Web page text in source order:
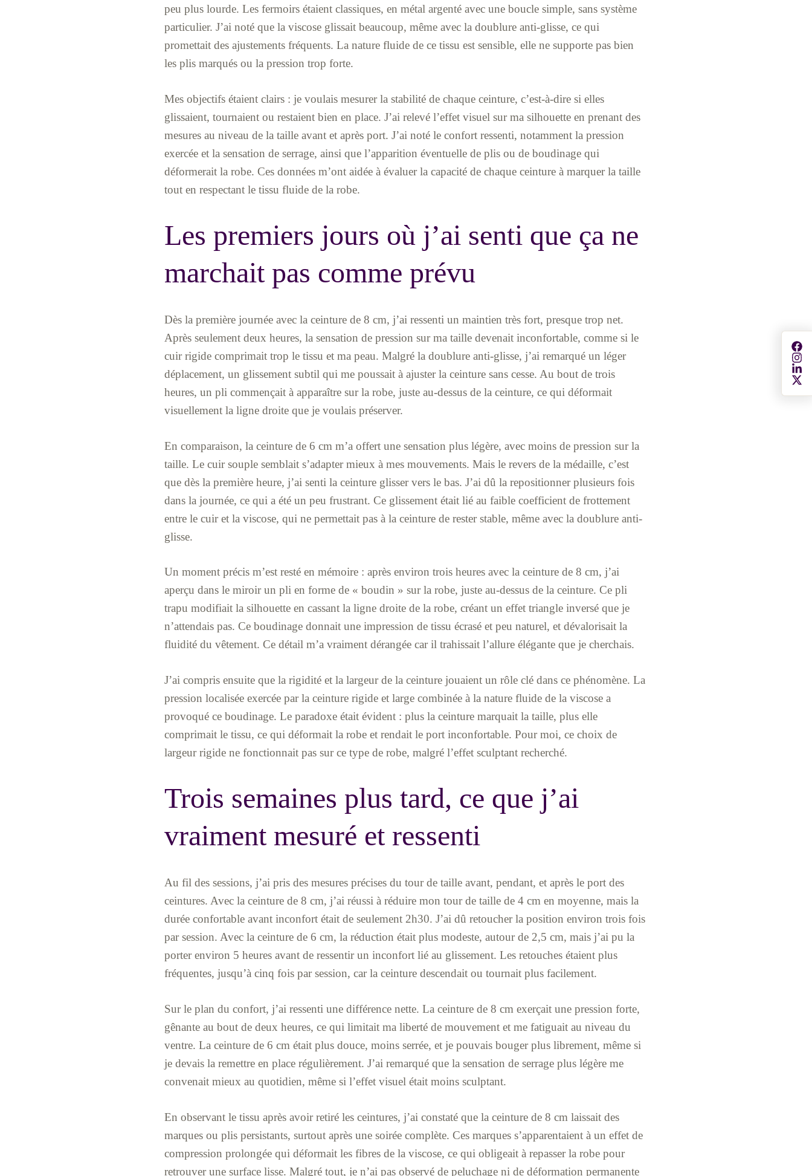
peu plus lourde. Les fermoirs étaient classiques, en métal argenté avec une boucle simple, sans système
particulier. J’ai noté que la viscose glissait beaucoup, même avec la doublure anti-glisse, ce qui
promettait des ajustements fréquents. La nature fluide de ce tissu est sensible, elle ne supporte pas bien
les plis marqués ou la pression trop forte.
Mes objectifs étaient clairs : je voulais mesurer la stabilité de chaque ceinture, c’est-à-dire si elles
glissaient, tournaient ou restaient bien en place. J’ai relevé l’effet visuel sur ma silhouette en prenant des
mesures au niveau de la taille avant et après port. J’ai noté le confort ressenti, notamment la pression
exercée et la sensation de serrage, ainsi que l’apparition éventuelle de plis ou de boudinage qui
déformerait la robe. Ces données m’ont aidée à évaluer la capacité de chaque ceinture à marquer la taille
tout en respectant le tissu fluide de la robe.
Les premiers jours où j’ai senti que ça ne
marchait pas comme prévu
Dès la première journée avec la ceinture de 8 cm, j’ai ressenti un maintien très fort, presque trop net.
Après seulement deux heures, la sensation de pression sur ma taille devenait inconfortable, comme si le
cuir rigide comprimait trop le tissu et ma peau. Malgré la doublure anti-glisse, j’ai remarqué un léger
déplacement, un glissement subtil qui me poussait à ajuster la ceinture sans cesse. Au bout de trois
heures, un pli commençait à apparaître sur la robe, juste au-dessus de la ceinture, ce qui déformait
visuellement la ligne droite que je voulais préserver.
En comparaison, la ceinture de 6 cm m’a offert une sensation plus légère, avec moins de pression sur la
taille. Le cuir souple semblait s’adapter mieux à mes mouvements. Mais le revers de la médaille, c’est
que dès la première heure, j’ai senti la ceinture glisser vers le bas. J’ai dû la repositionner plusieurs fois
dans la journée, ce qui a été un peu frustrant. Ce glissement était lié au faible coefficient de frottement
entre le cuir et la viscose, qui ne permettait pas à la ceinture de rester stable, même avec la doublure anti-
glisse.
Un moment précis m’est resté en mémoire : après environ trois heures avec la ceinture de 8 cm, j’ai
aperçu dans le miroir un pli en forme de « boudin » sur la robe, juste au-dessus de la ceinture. Ce pli
trapu modifiait la silhouette en cassant la ligne droite de la robe, créant un effet triangle inversé que je
n’attendais pas. Ce boudinage donnait une impression de tissu écrasé et peu naturel, et dévalorisait la
fluidité du vêtement. Ce détail m’a vraiment dérangée car il trahissait l’allure élégante que je cherchais.
J’ai compris ensuite que la rigidité et la largeur de la ceinture jouaient un rôle clé dans ce phénomène. La
pression localisée exercée par la ceinture rigide et large combinée à la nature fluide de la viscose a
provoqué ce boudinage. Le paradoxe était évident : plus la ceinture marquait la taille, plus elle
comprimait le tissu, ce qui déformait la robe et rendait le port inconfortable. Pour moi, ce choix de
largeur rigide ne fonctionnait pas sur ce type de robe, malgré l’effet sculptant recherché.
Trois semaines plus tard, ce que j’ai
vraiment mesuré et ressenti
Au fil des sessions, j’ai pris des mesures précises du tour de taille avant, pendant, et après le port des
ceintures. Avec la ceinture de 8 cm, j’ai réussi à réduire mon tour de taille de 4 cm en moyenne, mais la
durée confortable avant inconfort était de seulement 2h30. J’ai dû retoucher la position environ trois fois
par session. Avec la ceinture de 6 cm, la réduction était plus modeste, autour de 2,5 cm, mais j’ai pu la
porter environ 5 heures avant de ressentir un inconfort lié au glissement. Les retouches étaient plus
fréquentes, jusqu’à cinq fois par session, car la ceinture descendait ou tournait plus facilement.
Sur le plan du confort, j’ai ressenti une différence nette. La ceinture de 8 cm exerçait une pression forte,
gênante au bout de deux heures, ce qui limitait ma liberté de mouvement et me fatiguait au niveau du
ventre. La ceinture de 6 cm était plus douce, moins serrée, et je pouvais bouger plus librement, même si
je devais la remettre en place régulièrement. J’ai remarqué que la sensation de serrage plus légère me
convenait mieux au quotidien, même si l’effet visuel était moins sculptant.
En observant le tissu après avoir retiré les ceintures, j’ai constaté que la ceinture de 8 cm laissait des
marques ou plis persistants, surtout après une soirée complète. Ces marques s’apparentaient à un effet de
compression prolongée qui déformait les fibres de la viscose, ce qui obligeait à repasser la robe pour
retrouver une surface lisse. Malgré tout, je n’ai pas observé de peluchage ni de déformation permanente